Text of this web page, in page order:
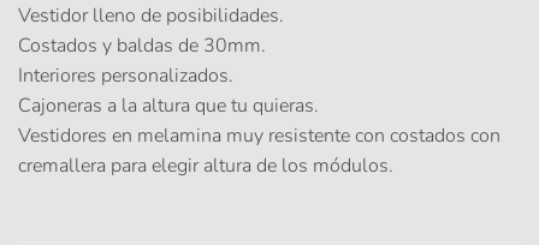
Vestidor lleno de posibilidades.
Costados y baldas de 30mm.
Interiores personalizados.
Cajoneras a la altura que tu quieras.
Vestidores en melamina muy resistente con costados con
cremallera para elegir altura de los módulos.